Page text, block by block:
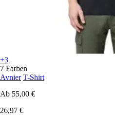
+3
7 Farben
Avnier T-Shirt
Ab 55,00 €
26,97 €